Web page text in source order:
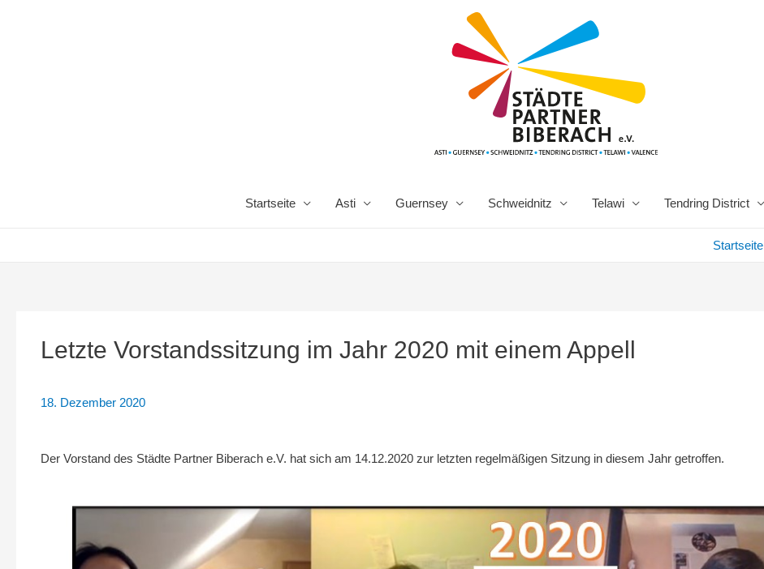
Startseite Asti Guernsey Schweidnitz Telawi Tendring District
Startseite
Letzte Vorstandssitzung im Jahr 2020 mit einem Appell
18. Dezember 2020
Der Vorstand des Städte Partner Biberach e.V. hat sich am 14.12.2020 zur letzten regelmäßigen Sitzung in diesem Jahr getroffen.